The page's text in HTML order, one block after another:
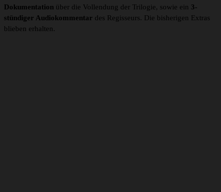
Dokumentation über die Vollendung der Trilogie, sowie ein 3-
stündiger Audiokommentar des Regisseurs. Die bisherigen Extras
blieben erhalten.